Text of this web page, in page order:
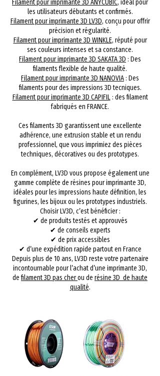
Filament pour imprimante 3D ANYCUBIC, idéal pour
les utilisateurs débutants et confirmés.
Filament pour imprimante 3D LV3D, conçu pour offrir
précision et régularité.
Filament pour imprimante 3D WINKLE, réputé pour
ses couleurs intenses et sa constance.
Filament pour imprimante 3D SAKATA 3D : Des
filaments flexible de haute qualité.
Filament pour imprimante 3D NANOVIA : Des
filaments pour des impressions 3D tecniques.
Filament pour imprimante 3D CAPIFIL: des filament
fabriqués en FRANCE.
Ces filaments 3D garantissent une excellente
adhérence, une extrusion stable et un rendu
professionnel, que vous imprimiez des pièces
techniques, décoratives ou des prototypes.
En complément, LV3D vous propose également une
gamme complète de résines pour imprimante 3D,
idéales pour les impressions haute définition, les
figurines, les bijoux ou les prototypes industriels.
Choisir LV3D, c’est bénéficier :
✔ de produits testés et approuvés
✔ de conseils experts
✔ de prix accessibles
✔ d’une expédition rapide partout en France
Depuis plus de 10 ans, LV3D reste votre partenaire
incontournable pour l’achat d’une imprimante 3D,
defilament 3D pas cherou de résine 3D de haute
qualité.